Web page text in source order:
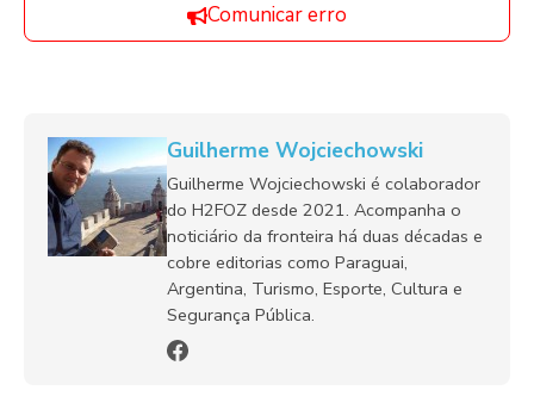
Comunicar erro
Guilherme Wojciechowski
Guilherme Wojciechowski é colaborador
do H2FOZ desde 2021. Acompanha o
noticiário da fronteira há duas décadas e
cobre editorias como Paraguai,
Argentina, Turismo, Esporte, Cultura e
Segurança Pública.